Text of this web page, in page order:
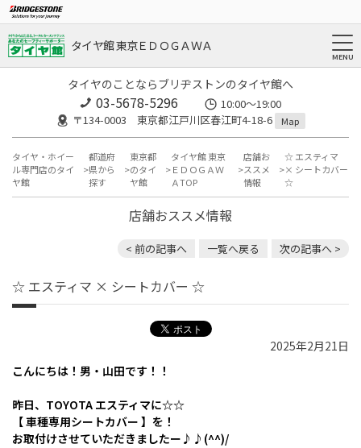
タイヤ館 東京ＥＤＯＧＡＷＡ
タイヤのことならブリヂストンのタイヤ館へ
03-5678-5296
10:00～19:00
〒134-0003 東京都江戸川区春江町4-18-6
Map
タイヤ・ホイー
ル専門店のタイ
ヤ館
都道府
県から
探す
東京都
のタイ
ヤ館
タイヤ館 東京
ＥＤＯＧＡＷ
ＡTOP
店舗お
ススメ
情報
☆ エスティマ
× シートカバー
☆
店舗おススメ情報
< 前の記事へ 一覧へ戻る 次の記事へ >
☆ エスティマ × シートカバー ☆
2025年2月21日
こんにちは！男・山田です！！
昨日、TOYOTA エスティマに☆☆
【 車種専用シートカバー 】を！
お取付けさせていただきましたー♪♪(^^)/